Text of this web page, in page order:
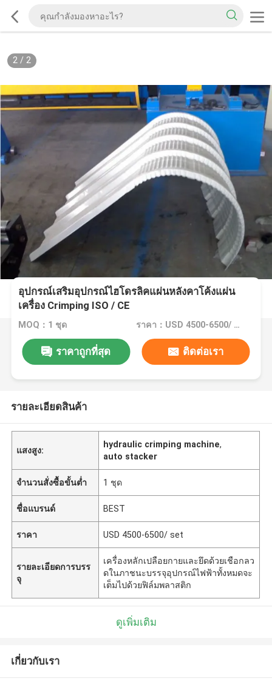
2/ 2
อุปกรณ์เสริมอุปกรณ์ไฮโดรลิคแผ่นหลังคาโค้งแผ่น
เครื่อง Crimping ISO / CE
MOQ：1 ชุด ราคา：USD 4500-6500/ set
ราคาถูกที่สุด ติดต่อเรา
รายละเอียดสินค้า
แสงสูง:
hydraulic crimping machine,
auto stacker
จำนวนสั่งซื้อขั้นต่ำ 1 ชุด
ชื่อแบรนด์ BEST
ราคา USD 4500-6500/ set
รายละเอียดการบรร
จุ
เครื่องหลักเปลือยกายและยึดด้วยเชือกลว
ดในภาชนะบรรจุอุปกรณ์ไฟฟ้าทั้งหมดจะ
เต็มไปด้วยฟิล์มพลาสติก
ดูเพิ่มเติม
เกี่ยวกับเรา